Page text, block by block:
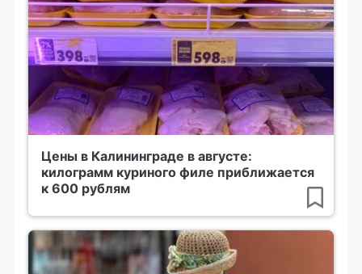
Цены в Калининграде в августе:
килограмм куриного филе приближается
к 600 рублям